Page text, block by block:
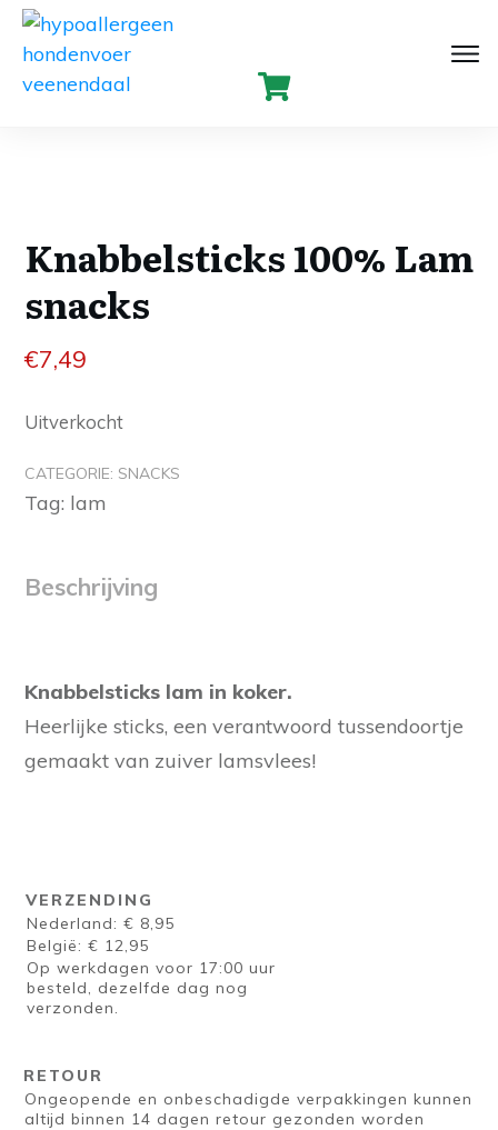
Knabbelsticks 100% Lam
snacks
€7,49
Uitverkocht
CATEGORIE: SNACKS
Tag: lam
Beschrijving
Knabbelsticks lam in koker.
Heerlijke sticks, een verantwoord tussendoortje
gemaakt van zuiver lamsvlees!
VERZENDING
Nederland: € 8,95
België: € 12,95
Op werkdagen voor 17:00 uur
besteld, dezelfde dag nog
verzonden.
RETOUR
Ongeopende en onbeschadigde verpakkingen kunnen
altijd binnen 14 dagen retour gezonden worden